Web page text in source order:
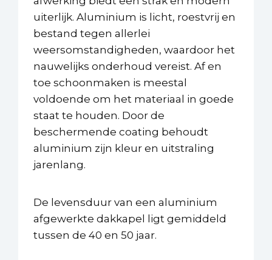
uiterlijk. Aluminium is licht, roestvrij en
bestand tegen allerlei
weersomstandigheden, waardoor het
nauwelijks onderhoud vereist. Af en
toe schoonmaken is meestal
voldoende om het materiaal in goede
staat te houden. Door de
beschermende coating behoudt
aluminium zijn kleur en uitstraling
jarenlang.
De levensduur van een aluminium
afgewerkte dakkapel ligt gemiddeld
tussen de 40 en 50 jaar.